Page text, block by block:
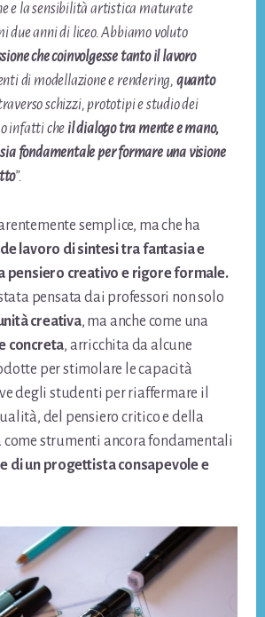
e la sensibilità artistica maturate
due anni di liceo. Abbiamo voluto
che coinvolgesse tanto il lavoro
di modellazione e rendering, quanto
schizzi, prototipi e studio dei
infatti cheil dialogo tra mente e mano,
fondamentale per formare una visione
”.
semplice, ma che ha
lavoro di sintesi tra fantasia e
pensiero creativo e rigore formale.
stata pensata dai professori non solo
creativa, ma anche come una
concreta, arricchita da alcune
per stimolare le capacità
degli studenti per riaffermare il
del pensiero critico e della
come strumenti ancora fondamentali
di un progettista consapevole e